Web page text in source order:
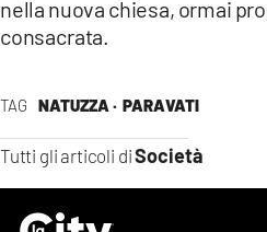
TAG NATUZZA · PARAVATI
Tutti gli articoli diSocietà
nella nuova chiesa, ormai
consacrata.